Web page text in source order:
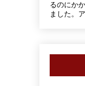
るのにか
ました。